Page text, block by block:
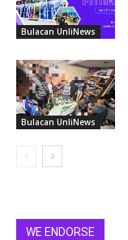
Bulacan UnliNews
Bulacan UnliNews
WE ENDORSE